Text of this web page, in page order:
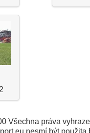
Všechna práva
nesmí být použita